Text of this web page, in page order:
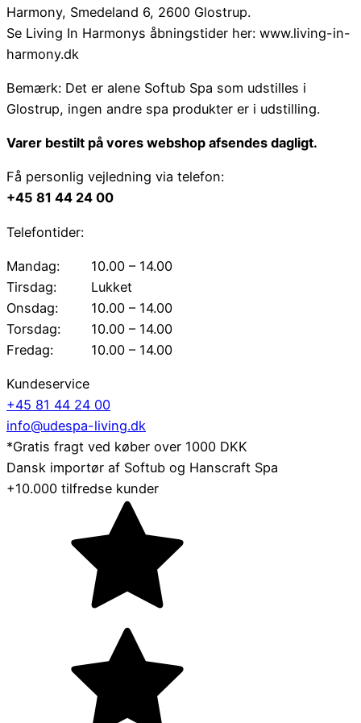
Harmony, Smedeland 6, 2600 Glostrup.
Se Living In Harmonys åbningstider her: www.living-in-
harmony.dk
Bemærk: Det er alene Softub Spa som udstilles i
Glostrup, ingen andre spa produkter er i udstilling.
Varer bestilt på vores webshop afsendes dagligt.
Få personlig vejledning via telefon:
+45 81 44 24 00
Telefontider:
Mandag:
10.00 – 14.00
Tirsdag:
Lukket
Onsdag:
10.00 – 14.00
Torsdag:
10.00 – 14.00
Fredag:
10.00 – 14.00
Kundeservice
+45 81 44 24 00
info@udespa-living.dk
*Gratis fragt ved køber over 1000 DKK
Dansk importør af Softub og Hanscraft Spa
+10.000 tilfredse kunder